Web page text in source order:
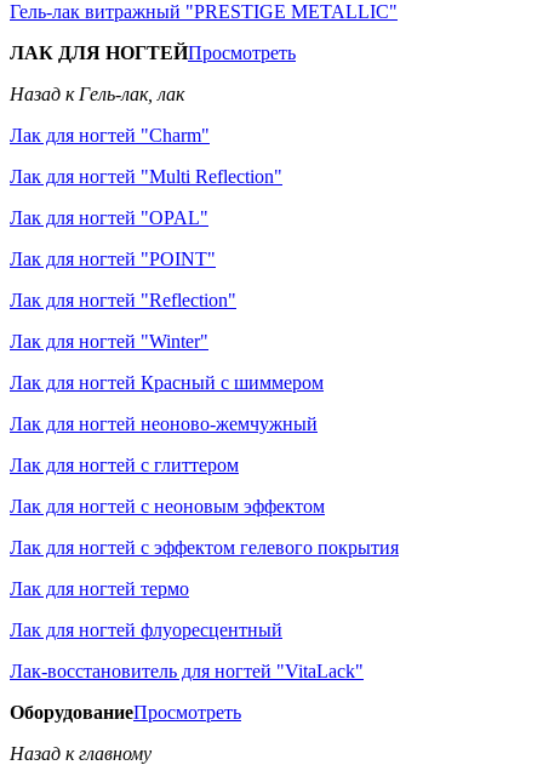
Гель-лак витражный "PRESTIGE METALLIC"
ЛАК ДЛЯ НОГТЕЙПросмотреть
Назад к Гель-лак, лак
Лак для ногтей "Charm"
Лак для ногтей "Multi Reflection"
Лак для ногтей "OPAL"
Лак для ногтей "POINT"
Лак для ногтей "Reflection"
Лак для ногтей "Winter"
Лак для ногтей Красный с шиммером
Лак для ногтей неоново-жемчужный
Лак для ногтей с глиттером
Лак для ногтей с неоновым эффектом
Лак для ногтей с эффектом гелевого покрытия
Лак для ногтей термо
Лак для ногтей флуоресцентный
Лак-восстановитель для ногтей "VitaLack"
ОборудованиеПросмотреть
Назад к главному